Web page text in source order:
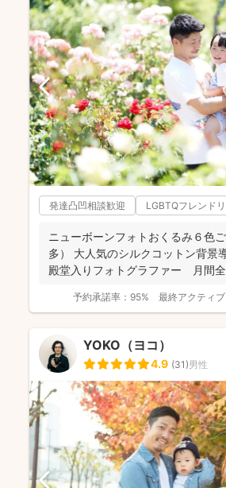
発達凸凹相談歓迎 LGBTQフレンド
ニューボーンフォトおくるみ６色
多） 大人気のシルクコットン背景
殿堂入りフォトグラファー 月間全
予約承諾率： 95% 最終アクティブ
YOKO（ヨコ）
4.9 (31)男性